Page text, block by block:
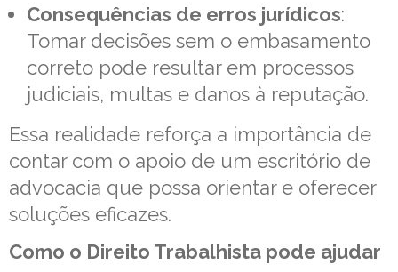
Consequências de erros jurídicos:
Tomar decisões sem o embasamento
correto pode resultar em processos
judiciais, multas e danos à reputação.
Essa realidade reforça a importância de
contar com o apoio de um escritório de
advocacia que possa orientar e oferecer
soluções eficazes.
Como o Direito Trabalhista pode ajudar